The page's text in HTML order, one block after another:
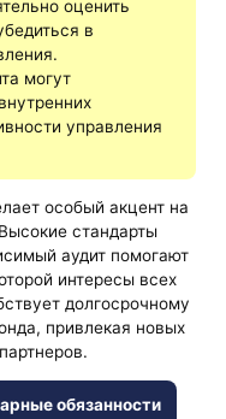
оценить
в
могут
управления
особый акцент на
стандарты
аудит помогают
интересы всех
долгосрочному
привлекая новых
обязанности